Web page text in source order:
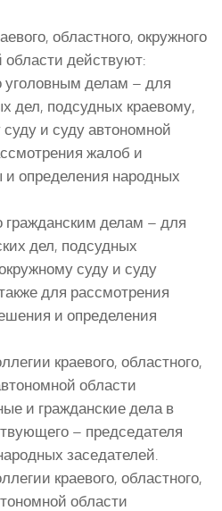
областного, окружного
области действуют:
уголовным делам – для
дел, подсудных краевому,
и суду автономной
жалоб и
и определения народных
гражданским делам – для
дел, подсудных
суду и суду
для рассмотрения
и определения
краевого, областного,
области
и гражданские дела в
– председателя
заседателей.
краевого, областного,
области